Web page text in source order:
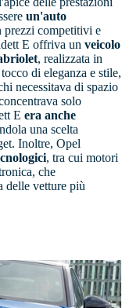
un'auto
prezzi competitivi e
E offriva un veicolo
, realizzata in
di eleganza e stile,
necessitava di spazio
solo
E era anche
una scelta
Inoltre, Opel
, tra cui motori
che
delle vetture più